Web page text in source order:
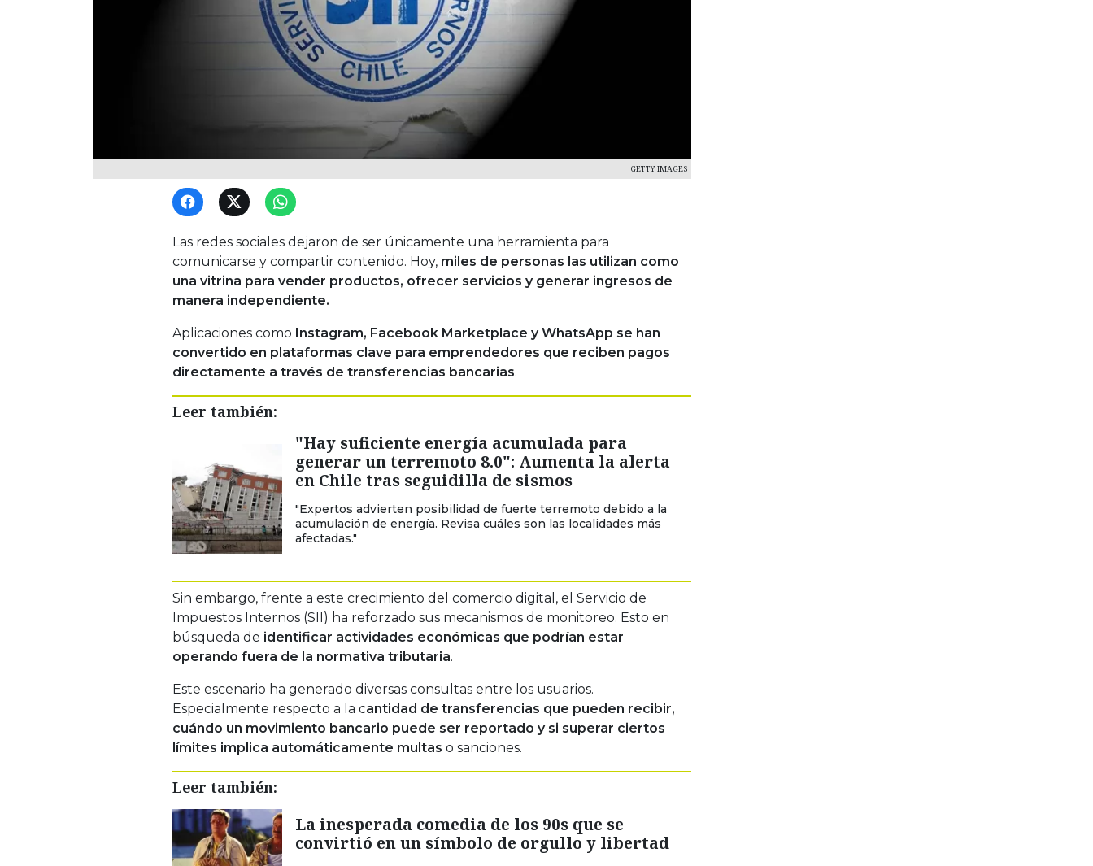
GETTY IMAGES
Las redes sociales dejaron de ser únicamente una herramienta para
comunicarse y compartir contenido. Hoy, miles de personas las utilizan como
una vitrina para vender productos, ofrecer servicios y generar ingresos de
manera independiente.
Aplicaciones como Instagram, Facebook Marketplace y WhatsApp se han
convertido en plataformas clave para emprendedores que reciben pagos
directamente a través de transferencias bancarias.
Leer también:
"Hay suficiente energía acumulada para
generar un terremoto 8.0": Aumenta la alerta
en Chile tras seguidilla de sismos
"Expertos advierten posibilidad de fuerte terremoto debido a la
acumulación de energía. Revisa cuáles son las localidades más
afectadas."
Sin embargo, frente a este crecimiento del comercio digital, el Servicio de
Impuestos Internos (SII) ha reforzado sus mecanismos de monitoreo. Esto en
búsqueda de identificar actividades económicas que podrían estar
operando fuera de la normativa tributaria.
Este escenario ha generado diversas consultas entre los usuarios.
Especialmente respecto a la cantidad de transferencias que pueden recibir,
cuándo un movimiento bancario puede ser reportado y si superar ciertos
límites implica automáticamente multas o sanciones.
Leer también:
La inesperada comedia de los 90s que se
convirtió en un símbolo de orgullo y libertad